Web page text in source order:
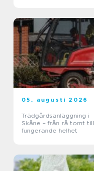
05. augusti 2026
Trädgårdsanläggning i
Skåne – från rå tomt till
fungerande helhet